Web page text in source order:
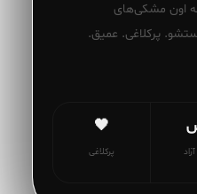
اون مشکی‌های
پرکلاغی. عمیق.
🖤
پرکلاغی